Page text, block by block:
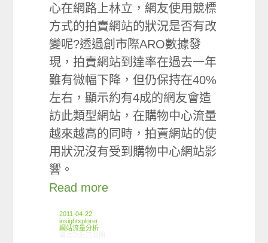
心在網路上林立，網友使用競標
方式的拍賣網站的狀況是否有改
變呢?透過創市際ARO數據發
現，拍賣網站到達率在過去一年
雖有微幅下降，但仍保持在40%
左右，顯示約有4成的網友會造
訪此類型網站，在購物中心流量
越來越高的同時，拍賣網站的使
用狀況沒有受到購物中心網站影
響。
Read more
2011-04-22
insightxplorer
網站流量分析